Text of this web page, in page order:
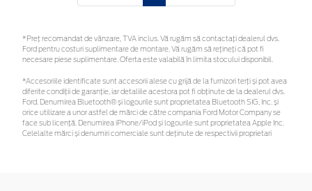
*Preţ recomandat de vânzare, TVA inclus. Vă rugăm să contactaţi dealerul dvs.
Ford pentru costuri suplimentare de montare. Vă rugăm să rețineți că pot fi
necesare piese suplimentare. Oferta este valabilă în limita stocului disponibil.
*Accesoriile identificate sunt accesorii alese cu grijă de la furnizori terți și pot avea
diferite condiții de garanție, iar detaliile acestora pot fi obținute de la dealerul dvs.
Ford. Denumirea Bluetooth® și logourile sunt proprietatea Bluetooth SIG, Inc. și
orice utilizare a unor astfel de mărci de către compania Ford Motor Company se
face sub licență. Denumirea iPhone/iPod și logourile sunt proprietatea Apple Inc.
Celelalte mărci și denumiri comerciale sunt deținute de respectivii proprietari